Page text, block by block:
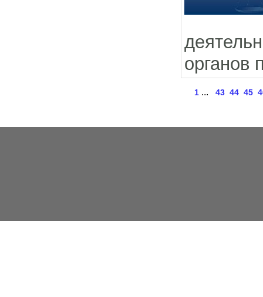
органов
1 ... 43 44 45